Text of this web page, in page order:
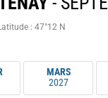
: 47°12 N
MARS
2027